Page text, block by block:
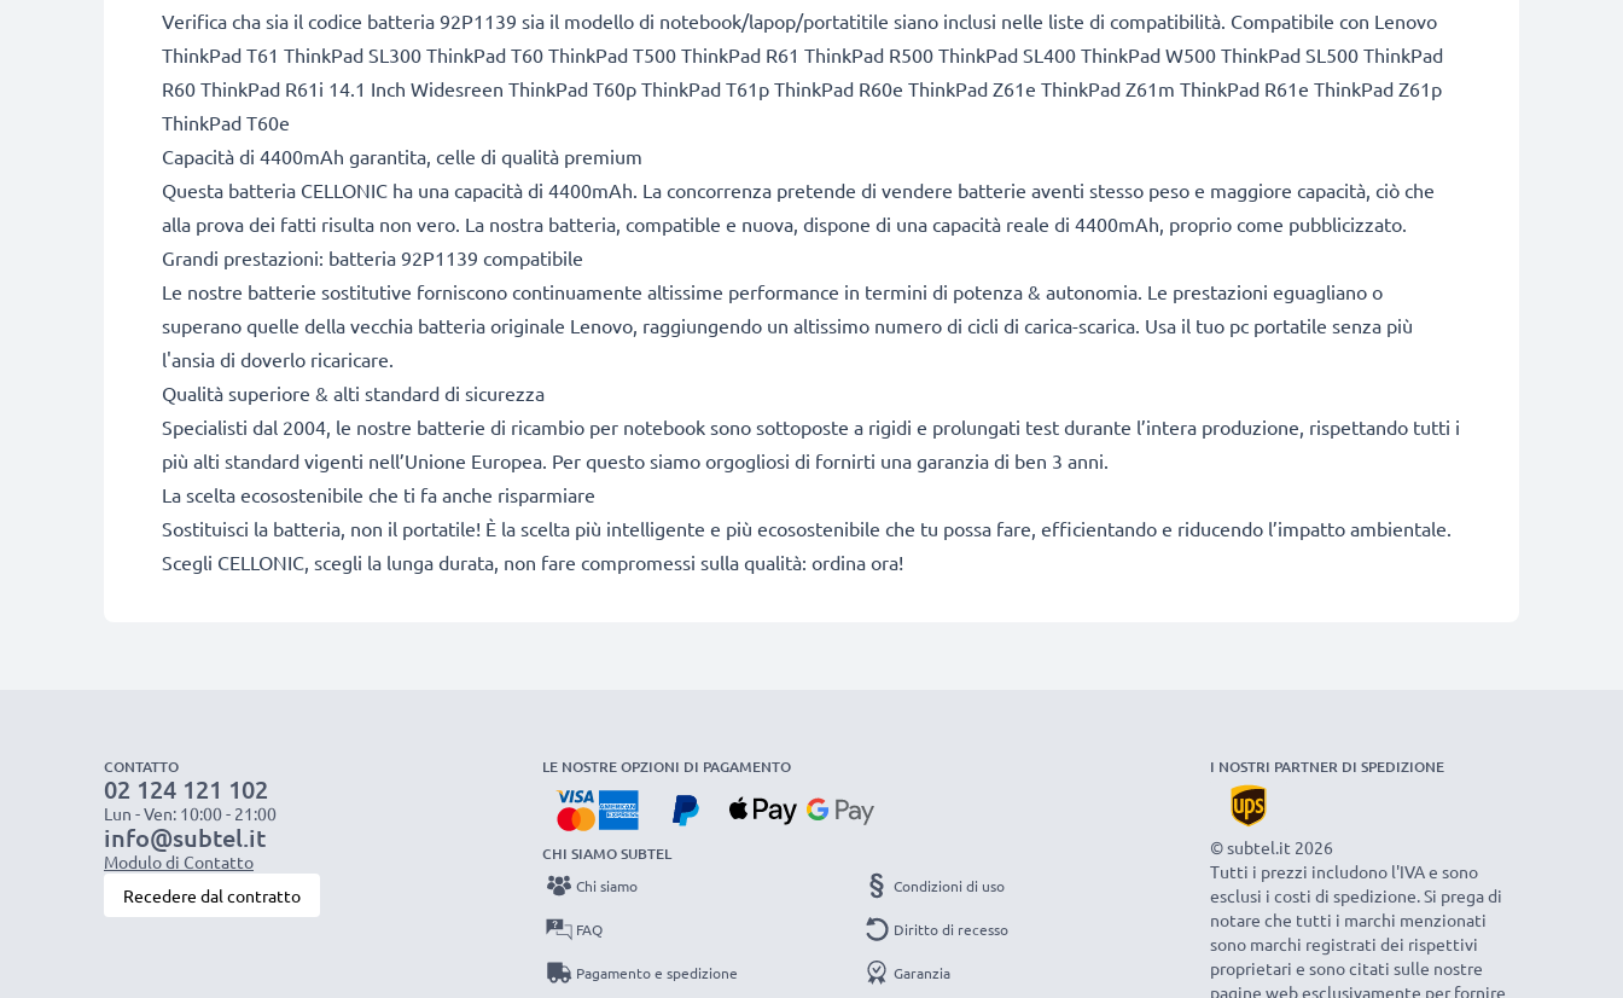
Verifica cha sia il codice batteria 92P1139 sia il modello di notebook/lapop/portatitile siano inclusi nelle liste di compatibilità. Compatibile con Lenovo
ThinkPad T61 ThinkPad SL300 ThinkPad T60 ThinkPad T500 ThinkPad R61 ThinkPad R500 ThinkPad SL400 ThinkPad W500 ThinkPad SL500 ThinkPad
R60 ThinkPad R61i 14.1 Inch Widesreen ThinkPad T60p ThinkPad T61p ThinkPad R60e ThinkPad Z61e ThinkPad Z61m ThinkPad R61e ThinkPad Z61p
ThinkPad T60e
Capacità di 4400mAh garantita, celle di qualità premium
Questa batteria CELLONIC ha una capacità di 4400mAh. La concorrenza pretende di vendere batterie aventi stesso peso e maggiore capacità, ciò che
alla prova dei fatti risulta non vero. La nostra batteria, compatible e nuova, dispone di una capacità reale di 4400mAh, proprio come pubblicizzato.
Grandi prestazioni: batteria 92P1139 compatibile
Le nostre batterie sostitutive forniscono continuamente altissime performance in termini di potenza & autonomia. Le prestazioni eguagliano o
superano quelle della vecchia batteria originale Lenovo, raggiungendo un altissimo numero di cicli di carica-scarica. Usa il tuo pc portatile senza più
l'ansia di doverlo ricaricare.
Qualità superiore & alti standard di sicurezza
Specialisti dal 2004, le nostre batterie di ricambio per notebook sono sottoposte a rigidi e prolungati test durante l’intera produzione, rispettando tutti i
più alti standard vigenti nell’Unione Europea. Per questo siamo orgogliosi di fornirti una garanzia di ben 3 anni.
La scelta ecosostenibile che ti fa anche risparmiare
Sostituisci la batteria, non il portatile! È la scelta più intelligente e più ecosostenibile che tu possa fare, efficientando e riducendo l’impatto ambientale.
Scegli CELLONIC, scegli la lunga durata, non fare compromessi sulla qualità: ordina ora!
CONTATTO
02 124 121 102
Lun - Ven: 10:00 - 21:00
info@subtel.it
Modulo di Contatto
Recedere dal contratto
LE NOSTRE OPZIONI DI PAGAMENTO
CHI SIAMO SUBTEL
Chi siamo
FAQ
Pagamento e spedizione
Condizioni di uso
Diritto di recesso
Garanzia
I NOSTRI PARTNER DI SPEDIZIONE
© subtel.it 2026
Tutti i prezzi includono l'IVA e sono
esclusi i costi di spedizione. Si prega di
notare che tutti i marchi menzionati
sono marchi registrati dei rispettivi
proprietari e sono citati sulle nostre
pagine web esclusivamente per fornire